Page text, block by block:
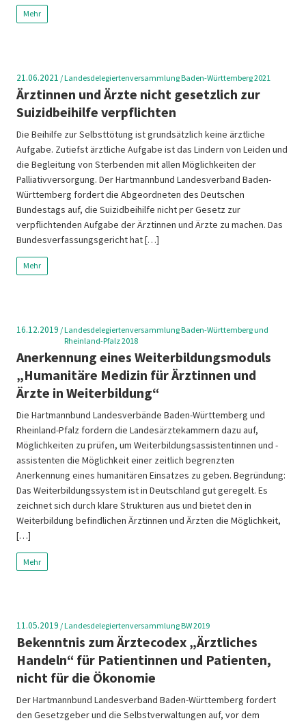
Mehr
21.06.2021 /Landesdelegiertenversammlung Baden-Württemberg 2021
Ärztinnen und Ärzte nicht gesetzlich zur
Suizidbeihilfe verpflichten
Die Beihilfe zur Selbsttötung ist grundsätzlich keine ärztliche
Aufgabe. Zutiefst ärztliche Aufgabe ist das Lindern von Leiden und
die Begleitung von Sterbenden mit allen Möglichkeiten der
Palliativversorgung. Der Hartmannbund Landesverband Baden-
Württemberg fordert die Abgeordneten des Deutschen
Bundestags auf, die Suizidbeihilfe nicht per Gesetz zur
verpflichtenden Aufgabe der Ärztinnen und Ärzte zu machen. Das
Bundesverfassungsgericht hat […]
Mehr
16.12.2019 /Landesdelegiertenversammlung Baden-Württemberg und
Rheinland-Pfalz 2018
Anerkennung eines Weiterbildungsmoduls
„Humanitäre Medizin für Ärztinnen und
Ärzte in Weiterbildung“
Die Hartmannbund Landesverbände Baden-Württemberg und
Rheinland-Pfalz fordern die Landesärztekammern dazu auf,
Möglichkeiten zu prüfen, um Weiterbildungsassistentinnen und -
assistenten die Möglichkeit einer zeitlich begrenzten
Anerkennung eines humanitären Einsatzes zu geben. Begründung:
Das Weiterbildungssystem ist in Deutschland gut geregelt. Es
zeichnet sich durch klare Strukturen aus und bietet den in
Weiterbildung befindlichen Ärztinnen und Ärzten die Möglichkeit,
[…]
Mehr
11.05.2019 /Landesdelegiertenversammlung BW 2019
Bekenntnis zum Ärztecodex „Ärztliches
Handeln“ für Patientinnen und Patienten,
nicht für die Ökonomie
Der Hartmannbund Landesverband Baden-Württemberg fordert
den Gesetzgeber und die Selbstverwaltungen auf, vor dem